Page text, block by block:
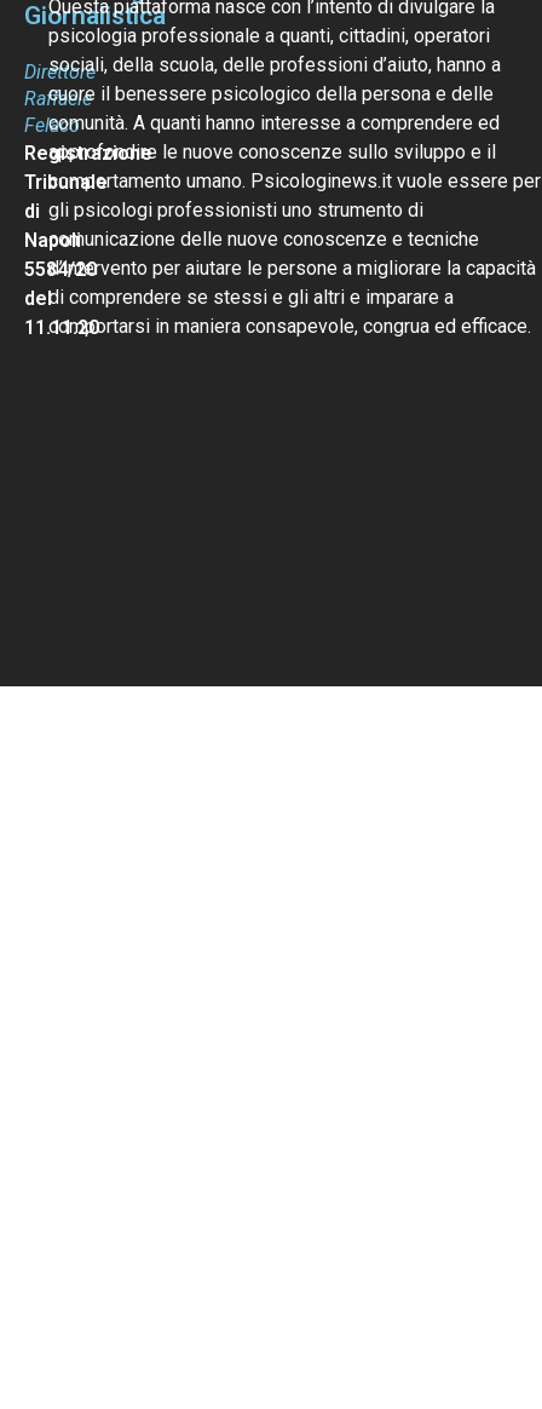
Giornalistica
Direttore
Raffaele
Felaco
Registrazione
Tribunale
di
Napoli
5584/20
del
11.11.20
Questa piattaforma nasce con l’intento di divulgare la
psicologia professionale a quanti, cittadini, operatori
sociali, della scuola, delle professioni d’aiuto, hanno a
cuore il benessere psicologico della persona e delle
comunità. A quanti hanno interesse a comprendere ed
approfondire le nuove conoscenze sullo sviluppo e il
comportamento umano. Psicologinews.it vuole essere per
gli psicologi professionisti uno strumento di
comunicazione delle nuove conoscenze e tecniche
d’intervento per aiutare le persone a migliorare la capacità
di comprendere se stessi e gli altri e imparare a
comportarsi in maniera consapevole, congrua ed efficace.